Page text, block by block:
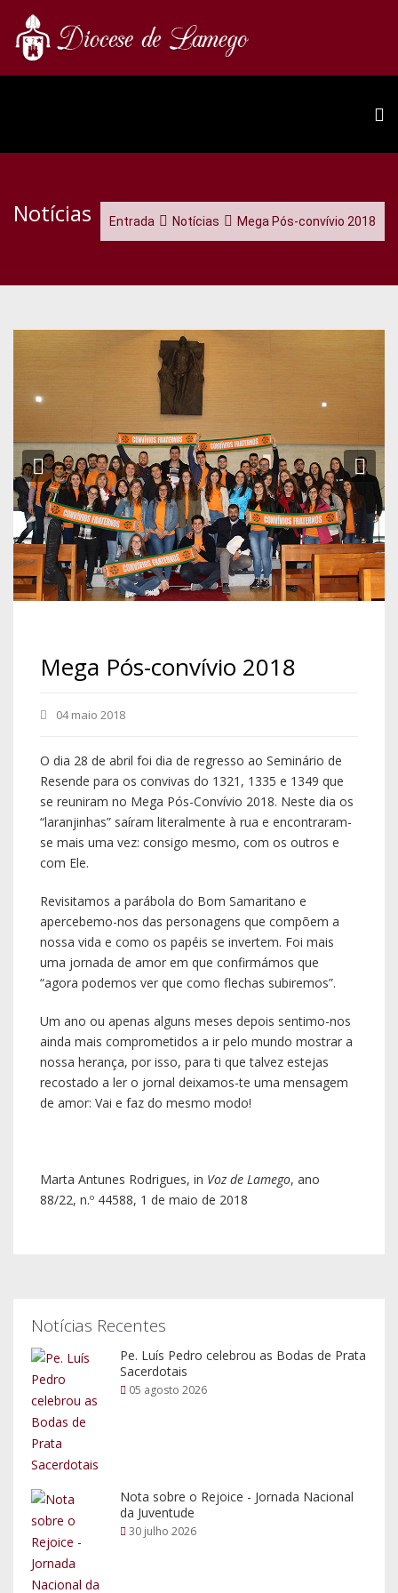
Notícias Entrada Notícias Mega Pós-convívio 2018
Previous
Mega Pós-convívio 2018
04 maio 2018
O dia 28 de abril foi dia de regresso ao Seminário de
Resende para os convivas do 1321, 1335 e 1349 que
se reuniram no Mega Pós-Convívio 2018. Neste dia os
“laranjinhas” saíram literalmente à rua e encontraram-
se mais uma vez: consigo mesmo, com os outros e
com Ele.
Revisitamos a parábola do Bom Samaritano e
apercebemo-nos das personagens que compõem a
nossa vida e como os papéis se invertem. Foi mais
uma jornada de amor em que confirmámos que
“agora podemos ver que como flechas subiremos”.
Um ano ou apenas alguns meses depois sentimo-nos
ainda mais comprometidos a ir pelo mundo mostrar a
nossa herança, por isso, para ti que talvez estejas
recostado a ler o jornal deixamos-te uma mensagem
de amor: Vai e faz do mesmo modo!
Marta Antunes Rodrigues, in Voz de Lamego, ano
88/22, n.º 44588, 1 de maio de 2018
Notícias Recentes
Pe. Luís Pedro celebrou as Bodas de Prata
Sacerdotais
05 agosto 2026
Nota sobre o Rejoice - Jornada Nacional
da Juventude
30 julho 2026